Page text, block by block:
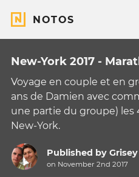
NOTOS
New-York 2017 -
Voyage en couple et en
ans de Damien avec
une partie du groupe) les
New-York.
Published byGrisey
on November 2nd 2017